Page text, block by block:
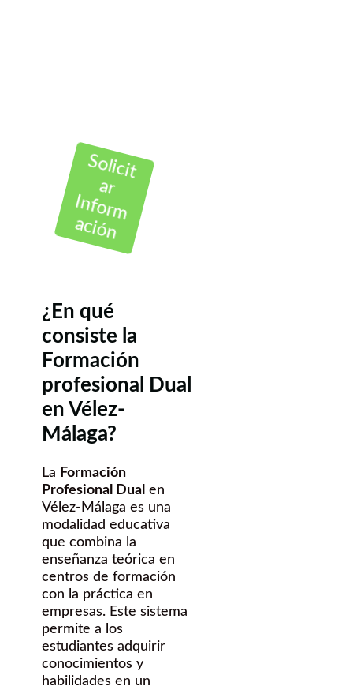
Solicit
ar
Inform
ación
¿En qué
consiste la
Formación
profesional Dual
en Vélez-
Málaga?
La Formación
Profesional Dual en
Vélez-Málaga es una
modalidad educativa
que combina la
enseñanza teórica en
centros de formación
con la práctica en
empresas. Este sistema
permite a los
estudiantes adquirir
conocimientos y
habilidades en un